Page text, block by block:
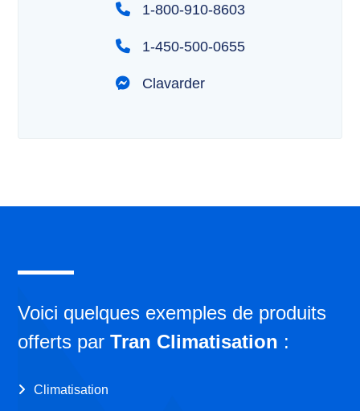
1-800-910-8603
1-450-500-0655
Clavarder
Voici quelques exemples de produits
offerts parTran Climatisation :
Climatisation